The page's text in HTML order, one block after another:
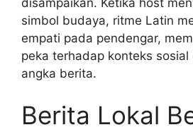
simbol budaya, ritme Latin
empati pada pendengar,
peka terhadap konteks
angka berita.
Berita Lokal